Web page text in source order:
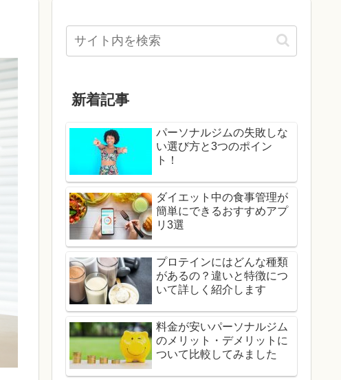
新着記事
パーソナルジムの失敗しな
い選び方と3つのポイン
ト！
ダイエット中の食事管理が
簡単にできるおすすめアプ
リ3選
プロテインにはどんな種類
があるの？違いと特徴につ
いて詳しく紹介します
料金が安いパーソナルジム
のメリット・デメリットに
ついて比較してみました